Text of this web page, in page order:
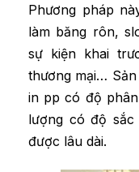
Phương pháp
làm băng rôn,
sự kiện khai
thương mại…
in pp có độ
lượng có độ sắc
được lâu dài.